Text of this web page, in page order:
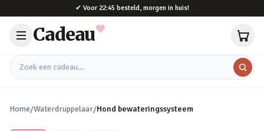
✔ Voor 22:45 besteld, morgen in huis!
Cadeau
Zoek een cadeau
Home/Waterdruppelaar/Hond bewateringssysteem